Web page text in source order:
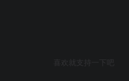
喜欢就支持一下吧